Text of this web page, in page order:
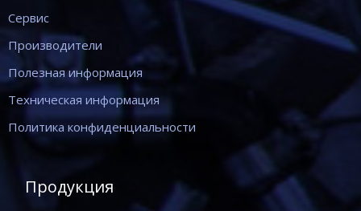
Сервис
Производители
Полезная информация
Техническая информация
Политика конфиденциальности
Продукция